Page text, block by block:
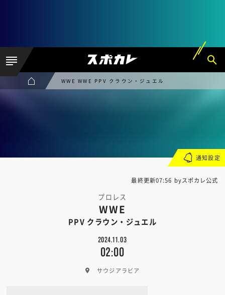
WWE WWE PPV クラウン・ジュエル
最終更新07:56 byスポカレ公式
プロレス
WWE
PPV クラウン・ジュエル
2024.11.03
02:00
サウジアラビア
通知設定